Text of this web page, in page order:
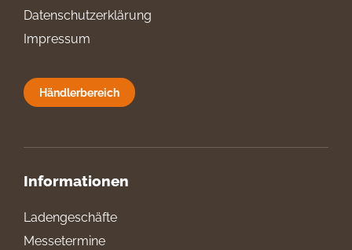
Datenschutzerklärung
Impressum
Händlerbereich
Informationen
Ladengeschäfte
Messetermine